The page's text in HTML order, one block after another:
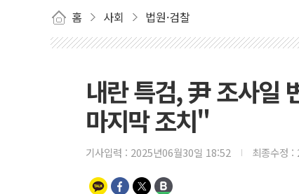
홈 사회 법원·검찰
내란 특검, 尹 조사일
마지막 조치"
기사입력 : 2025년06월30일 18:52 최종수정 :